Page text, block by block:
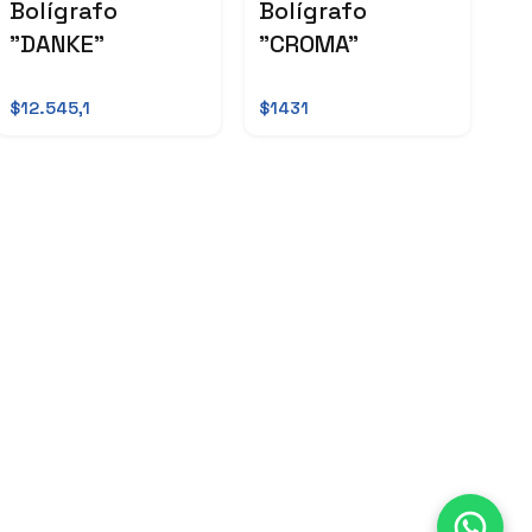
Bolígrafo
"DANKE"
$12.545,1
Bolígrafo
"CROMA"
$1431